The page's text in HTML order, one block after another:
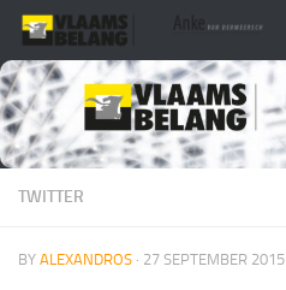
Skip to content
TWITTER
BY ALEXANDROS · 27 SEPTEMBER 2015